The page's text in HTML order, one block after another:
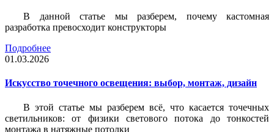
В данной статье мы разберем, почему кастомная
разработка превосходит конструкторы
Подробнее
01.03.2026
Искусство точечного освещения: выбор, монтаж, дизайн
В этой статье мы разберем всё, что касается точечных
светильников: от физики светового потока до тонкостей
монтажа в натяжные потолки